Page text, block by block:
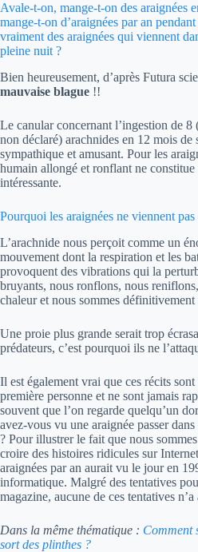
Avale-t-on, mange-t-on des araignées
mange-t-on d’araignées par an
vraiment des araignées qui viennent
pleine nuit ?
Bien heureusement, d’après Futura
mauvaise blague !!
Le canular concernant l’ingestion de 8
non déclaré) arachnides en 12 mois de
sympathique et amusant. Pour les
humain allongé et ronflant ne constitue
intéressante.
Pourquoi les araignées ne viennent
L’arachnide nous perçoit comme un
mouvement dont la respiration et les
provoquent des vibrations qui la
bruyants, nous ronflons, nous
chaleur et nous sommes définitivement
Une proie plus grande serait trop
prédateurs, c’est pourquoi ils ne
Il est également vrai que ces récits sont
première personne et ne sont jamais
souvent que l’on regarde quelqu’un
avez-vous vu une araignée passer
? Pour illustrer le fait que nous
croire des histoires ridicules sur
araignées par an aurait vu le jour en
informatique. Malgré des tentatives
magazine, aucune de ces tentatives n’a
Dans la même thématique : Comment
sort des plinthes ?